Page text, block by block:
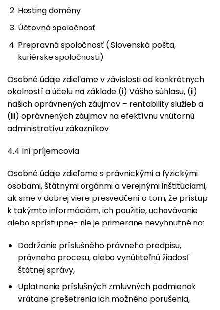
Hosting domény
Účtovná spoločnosť
Prepravná spoločnosť ( Slovenská pošta,
kuriérske spoločnosti)
Osobné údaje zdieľame v závislosti od konkrétnych
okolností a účelu na základe (i) Vášho súhlasu, (ii)
našich oprávnených záujmov – rentability služieb a
(iii) oprávnených záujmov na efektívnu vnútornú
administratívu zákazníkov
4.4 Iní príjemcovia
Osobné údaje zdieľame s právnickými a fyzickými
osobami, štátnymi orgánmi a verejnými inštitúciami,
ak sme v dobrej viere presvedčení o tom, že prístup
k takýmto informáciám, ich použitie, uchovávanie
alebo sprístupne- nie je primerane nevyhnutné na:
Dodržanie príslušného právneho predpisu,
právneho procesu, alebo vynútiteľnú žiadosť
štátnej správy,
Uplatnenie príslušných zmluvných podmienok
vrátane prešetrenia ich možného porušenia,